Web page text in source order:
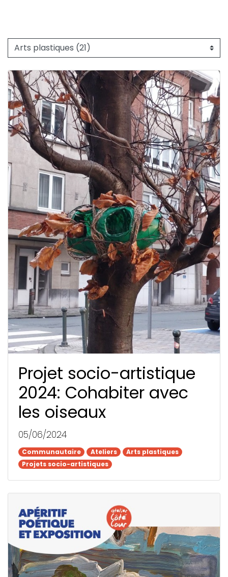
Communautaire Ateliers
Arts plastiques
Projets socio-artistiques
Projet socio-artistique
2024: Cohabiter avec
les oiseaux
05/06/2024
Communautaire Ateliers
Arts plastiques
Projets socio-artistiques